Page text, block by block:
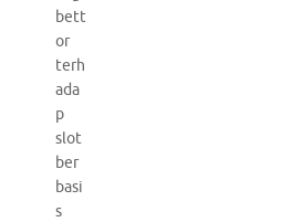
bett
or
terh
ada
p
slot
ber
basi
s